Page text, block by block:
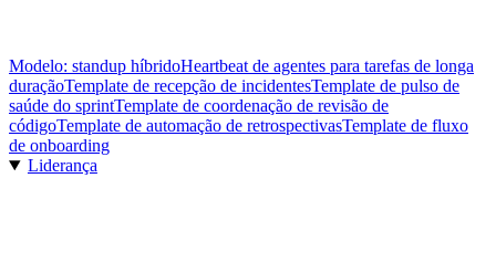
Modelo: standup híbridoHeartbeat de agentes para tarefas de longa
duraçãoTemplate de recepção de incidentesTemplate de pulso de
saúde do sprintTemplate de coordenação de revisão de
códigoTemplate de automação de retrospectivasTemplate de fluxo
de onboarding
Liderança